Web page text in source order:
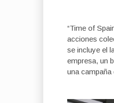
“Time of
acciones
se incluye el
empresa, un
una